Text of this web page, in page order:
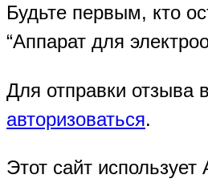
Будьте первым, кто
“Аппарат для
Для отправки отзыва
авторизоваться.
Этот сайт